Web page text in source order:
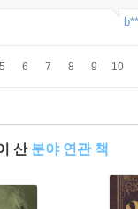
5 6 7 8 9 10
산 분야 연관 책